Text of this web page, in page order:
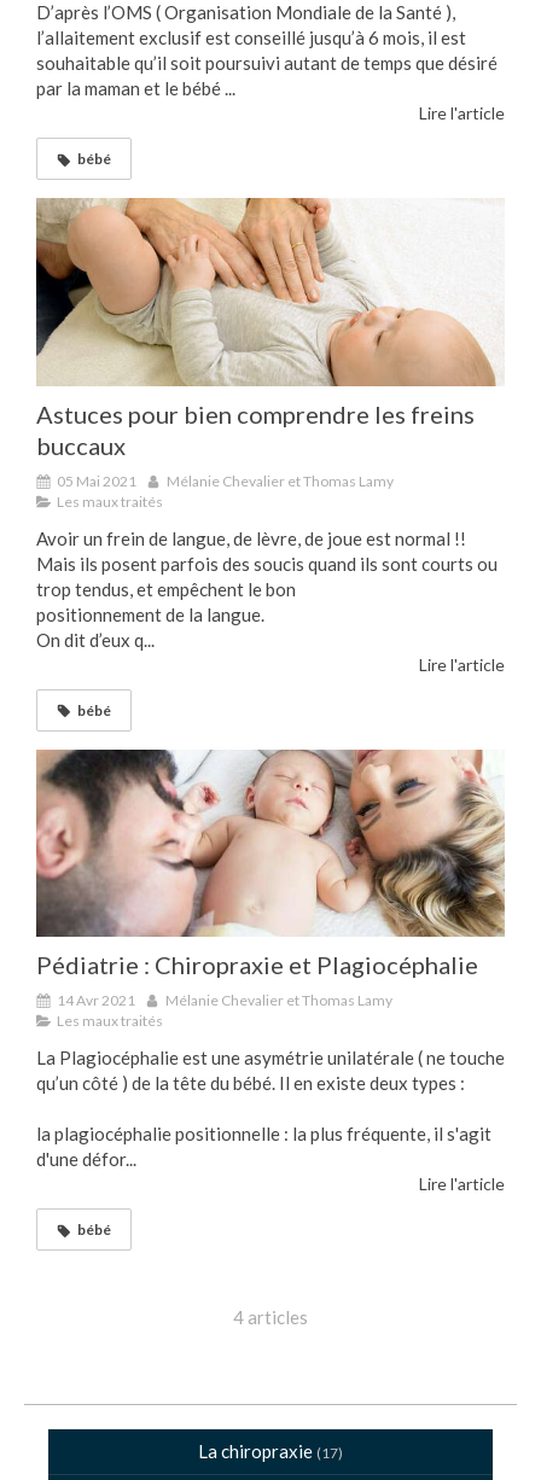
D’après l’OMS ( Organisation Mondiale de la Santé ),
l’allaitement exclusif est conseillé jusqu’à 6 mois, il est
souhaitable qu’il soit poursuivi autant de temps que désiré
par la maman et le bébé ...
Lire l'article
bébé
Astuces pour bien comprendre les freins
buccaux
05 Mai 2021
Mélanie Chevalier et Thomas Lamy
Les maux traités
Avoir un frein de langue, de lèvre, de joue est normal !!
Mais ils posent parfois des soucis quand ils sont courts ou
trop tendus, et empêchent le bon
positionnement de la langue.
On dit d’eux q...
Lire l'article
bébé
Pédiatrie : Chiropraxie et Plagiocéphalie
14 Avr 2021
Mélanie Chevalier et Thomas Lamy
Les maux traités
La Plagiocéphalie est une asymétrie unilatérale ( ne touche
qu’un côté ) de la tête du bébé. Il en existe deux types :
la plagiocéphalie positionnelle : la plus fréquente, il s'agit
d'une défor...
Lire l'article
bébé
4 articles
La chiropraxie (17)